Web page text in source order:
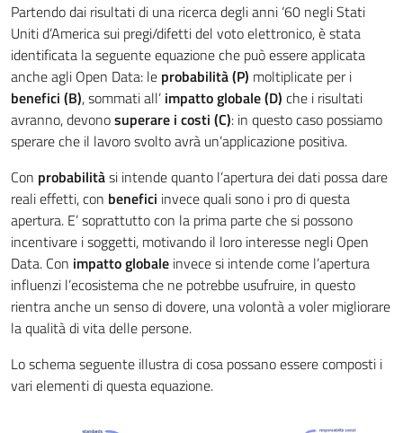
Partendo dai risultati di una ricerca degli anni ‘60 negli Stati
Uniti d’America sui pregi/difetti del voto elettronico, è stata
identificata la seguente equazione che può essere applicata
anche agli Open Data: le probabilità (P) moltiplicate per i
benefici (B), sommati all’ impatto globale (D) che i risultati
avranno, devonosuperare i costi (C): in questo caso possiamo
sperare che il lavoro svolto avrà un’applicazione positiva.
Con probabilitàsi intende quanto l’apertura dei dati possa dare
reali effetti, con benefici invece quali sono i pro di questa
apertura. E’ soprattutto con la prima parte che si possono
incentivare i soggetti, motivando il loro interesse negli Open
Data. Con impatto globale invece si intende come l’apertura
influenzi l’ecosistema che ne potrebbe usufruire, in questo
rientra anche un senso di dovere, una volontà a voler migliorare
la qualità di vita delle persone.
Lo schema seguente illustra di cosa possano essere composti i
vari elementi di questa equazione.